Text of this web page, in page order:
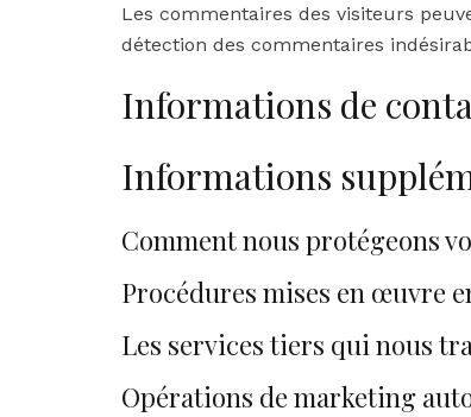
Les commentaires des visiteurs
détection des commentaires
Informations de
Informations
Comment nous protégeons
Procédures mises en œuvre
Les services tiers qui nous
Opérations de marketing